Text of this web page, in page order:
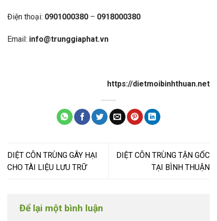
Điện thoại: 0901000380 – 0918000380
Email: info@trunggiaphat.vn
https://dietmoibinhthuan.net
DIỆT CÔN TRÙNG GÂY HẠI
CHO TÀI LIỆU LƯU TRỮ
DIỆT CÔN TRÙNG TẬN GỐC
TẠI BÌNH THUẬN
Để lại một bình luận